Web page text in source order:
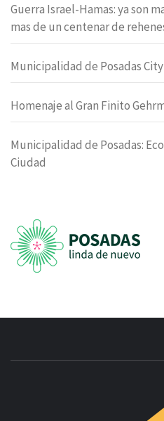
Guerra Israel-Hamas: ya son
mas de un centenar de
Municipalidad de Posadas
Homenaje al Gran Finito
Municipalidad de Posadas:
Ciudad